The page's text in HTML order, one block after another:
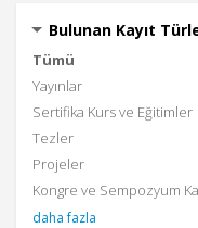
Bulunan Kayıt
Tümü
Yayınlar
Sertifika Kurs ve Eğitimler
Tezler
Projeler
Kongre ve Sempozyum
daha fazla